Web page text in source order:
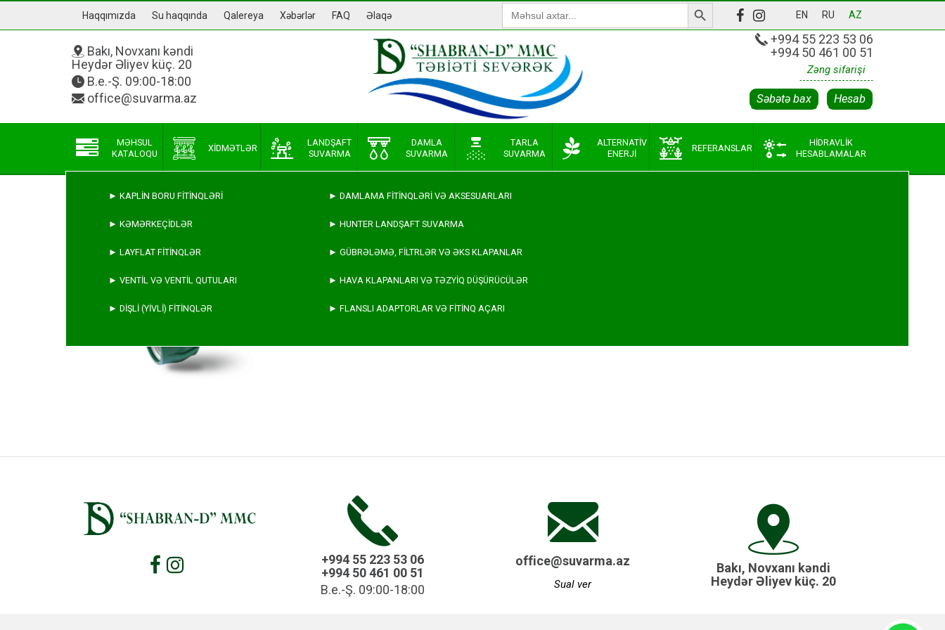
Haqqımızda Su haqqında Qalereya Xəbərlər FAQ Əlaqə
Search
for:
EN RU AZ
Bakı, Novxanı kəndi
Heydər Əliyev küç. 20
B.e.-Ş. 09:00-18:00
office@suvarma.az
+994 55 223 53 06
+994 50 461 00 51
Zəng sifarişi
Səbətə bax Hesab
MƏHSUL
KATALOQU
► KAPLIN BORU FITINQLƏRI
► KƏMƏRKEÇIDLƏR
► LAYFLAT FITINQLƏR
► VENTIL VƏ VENTIL QUTULARI
► DIŞLI (YIVLI) FITINQLƏR
► DAMLAMA FITINQLƏRI VƏ AKSESUARLARI
► HUNTER LANDŞAFT SUVARMA
► GÜBRƏLƏMƏ, FILTRLƏR VƏ ƏKS KLAPANLAR
► HAVA KLAPANLARI VƏ TƏZYIQ DÜŞÜRÜCÜLƏR
► FLANSLI ADAPTORLAR VƏ FITINQ AÇARI
► ALƏTLƏR
XIDMƏTLƏR
LANDŞAFT
SUVARMA
DAMLA
SUVARMA
TARLA
SUVARMA
ALTERNATIV
ENERJI
REFERANSLAR
HIDRAVLIK
HESABLAMALAR
+994 55 223 53 06
+994 50 461 00 51
B.e.-Ş. 09:00-18:00
office@suvarma.az
Sual ver
Bakı, Novxanı kəndi
Heydər Əliyev küç. 20